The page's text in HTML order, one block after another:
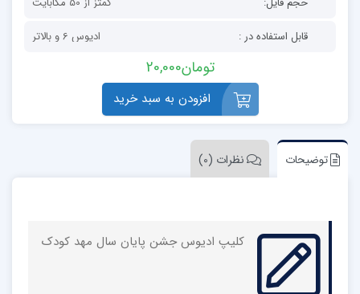
قابل استفاده در :
ادیوس 6 و بالاتر
تومان20,000
افزودن به سبد خرید
توضیحات نظرات (0)
کلیپ ادیوس جشن پایان سال مهد کودک